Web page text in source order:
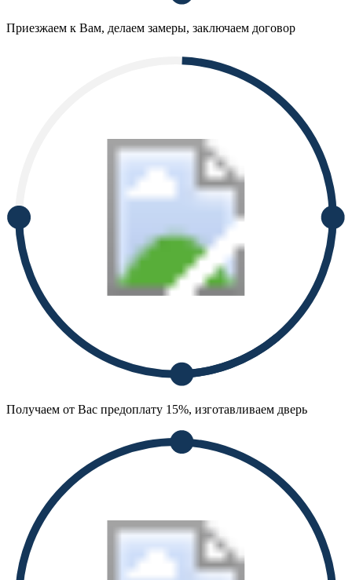
Приезжаем к Вам, делаем замеры, заключаем договор
Получаем от Вас предоплату 15%, изготавливаем дверь